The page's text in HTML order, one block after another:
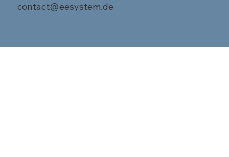
contact@eesystem.de